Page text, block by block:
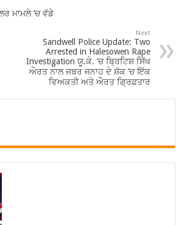
ਮਾਮਲੇ ‘ਚ ਵੱਡੇ
Next
Sandwell Police Update: Two
Arrested in Halesowen Rape
Investigation ਯੂ.ਕੇ. ’ਚ ਬ੍ਰਿਟਿਸ਼ ਸਿੱਖ
ਔਰਤ ਨਾਲ ਜਬਰ ਜਨਾਹ ਦੇ ਸ਼ੱਕ ’ਚ ਇੱਕ
ਵਿਅਕਤੀ ਅਤੇ ਔਰਤ ਗ੍ਰਿਫ਼ਤਾਰ